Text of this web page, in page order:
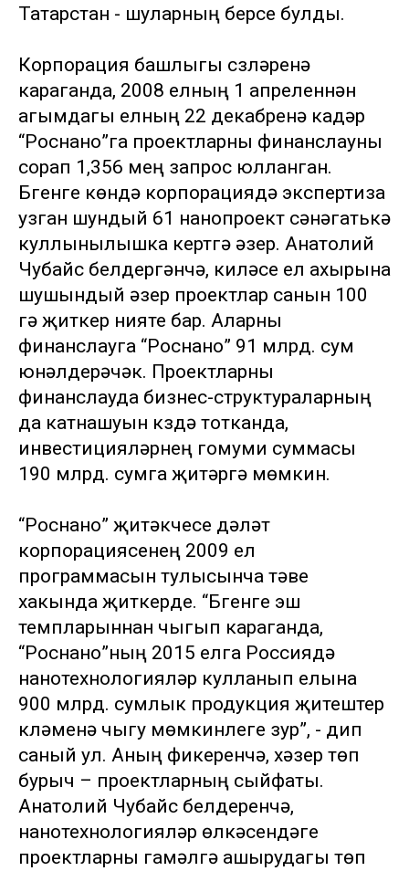
Татарстан - шуларның берсе булды.
Корпорация башлыгы сүзләренә
караганда, 2008 елның 1 апреленнән
агымдагы елның 22 декабренә кадәр
“Роснано”га проектларны финанслауны
сорап 1,356 мең запрос юлланган.
Бүгенге көндә корпорациядә экспертиза
узган шундый 61 нанопроект сәнәгатькә
куллынылышка кертүгә әзер. Анатолий
Чубайс белдергәнчә, киләсе ел ахырына
шушындый әзер проектлар санын 100
гә җиткерү нияте бар. Аларны
финанслауга “Роснано” 91 млрд. сум
юнәлдерәчәк. Проектларны
финанслауда бизнес-структураларның
да катнашуын күздә тотканда,
инвестицияләрнең гомуми суммасы
190 млрд. сумга җитәргә мөмкин.
“Роснано” җитәкчесе дәүләт
корпорациясенең 2009 ел
программасын тулысынча үтәве
хакында җиткерде. “Бүгенге эш
темпларыннан чыгып караганда,
“Роснано”ның 2015 елга Россиядә
нанотехнологияләр кулланып елына
900 млрд. сумлык продукция җитештерү
күләменә чыгу мөмкинлеге зур”, - дип
саный ул. Аның фикеренчә, хәзер төп
бурыч – проектларның сыйфаты.
Анатолий Чубайс белдерүенчә,
нанотехнологияләр өлкәсендәге
проектларны гамәлгә ашырудагы төп